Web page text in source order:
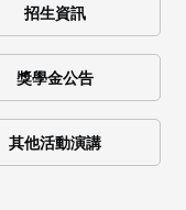
招生資訊
獎學金公告
其他活動演講